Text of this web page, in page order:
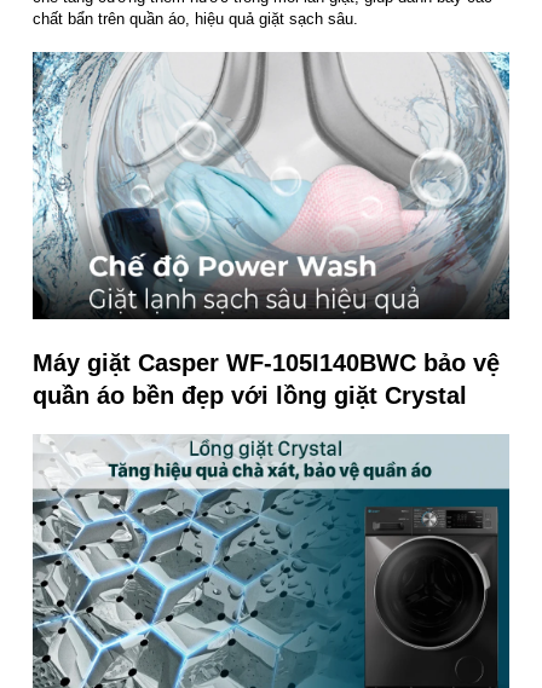
chất bẩn trên quần áo, hiệu quả giặt sạch sâu.
Máy giặt Casper WF-105I140BWC bảo vệ
quần áo bền đẹp với lồng giặt Crystal